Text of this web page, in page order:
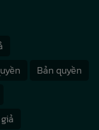
Bản quyền